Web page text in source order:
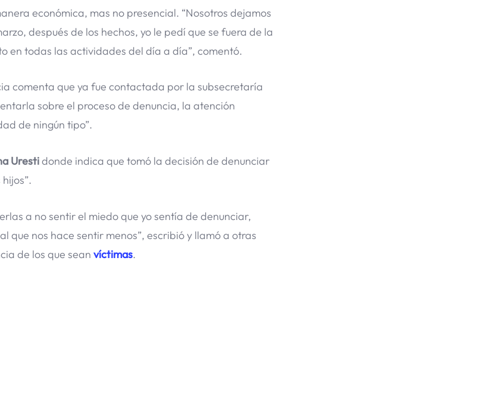
económica, mas no presencial. “Nosotros dejamos
después de los hechos, yo le pedí que se fuera de la
en todas las actividades del día a día”, comentó.
comenta que ya fue contactada por la subsecretaría
sobre el proceso de denuncia, la atención
de ningún tipo”.
Urestidonde indica que tomó la decisión de denunciar
a no sentir el miedo que yo sentía de denunciar,
que nos hace sentir menos”, escribió y llamó a otras
de los que sean víctimas.